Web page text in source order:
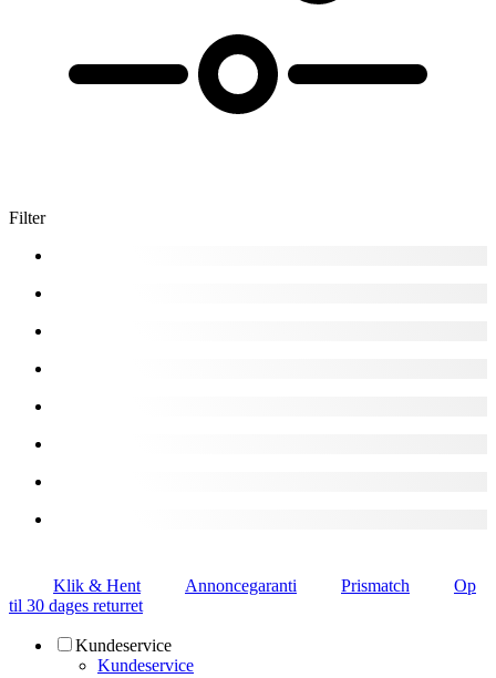
Filter
Klik & Hent Annoncegaranti Prismatch
Op
til 30 dages returret
Kundeservice
Kundeservice